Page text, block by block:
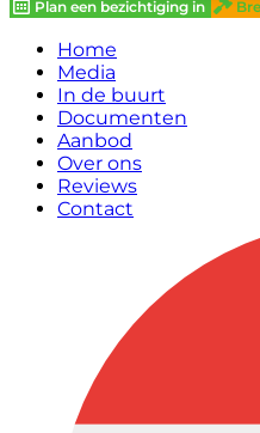
Plan een bezichtiging in
Home
Media
In de buurt
Documenten
Aanbod
Over ons
Reviews
Contact